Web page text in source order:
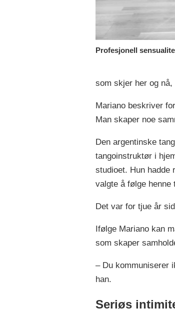
Profesjonell
som skjer her og
Mariano beskriver
Man skaper noe
Den argentinske
tangoinstruktør i
studioet. Hun hadde
valgte å følge
Det var for tjue år
Ifølge Mariano kan
som skaper
– Du kommuniserer
han.
Seriøs